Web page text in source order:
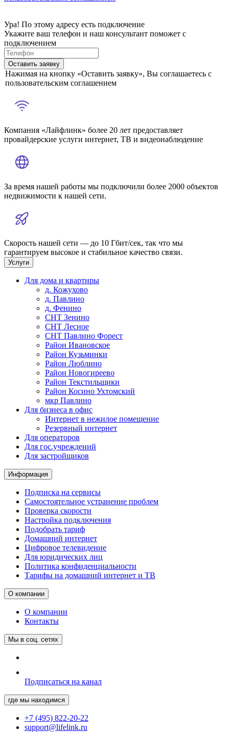
Ура! По этому адресу есть подключение
Укажите ваш телефон и наш консультант поможет с
подключением
Оставить заявку
Нажимая на кнопку «Оставить заявку», Вы соглашаетесь с
пользовательским соглашением
Компания «Лайфлинк» более 20 лет предоставляет
провайдерские услуги интернет, ТВ и видеонаблюдение
За время нашей работы мы подключили более 2000 объектов
недвижимости к нашей сети.
Скорость нашей сети — до 10 Гбит/сек, так что мы
гарантируем высокое и стабильное качество связи.
Услуги
Для дома и квартиры
д. Кожухово
д. Павлино
д. Фенино
СНТ Зенино
СНТ Лесное
СНТ Павлино Форест
Район Ивановское
Район Кузьминки
Район Люблино
Район Новогиреево
Район Текстильщики
Район Косино Ухтомский
мкр Павлино
Для бизнеса в офис
Интернет в нежилое помещение
Резервный интернет
Для операторов
Для гос.учреждений
Для застройщиков
Информация
Подписка на сервисы
Самостоятельное устранение проблем
Проверка скорости
Настройка подключения
Подобрать тариф
Домашний интернет
Цифровое телевидение
Для юридических лиц
Политика конфиденциальности
Тарифы на домашний интернет и ТВ
О компании
О компании
Контакты
Мы в соц. сетях
Подписаться на канал
где мы находимся
+7 (495) 822-20-22
support@lifelink.ru